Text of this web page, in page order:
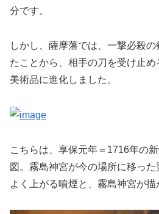
分です。
しかし、薩摩藩では、一撃必殺
たことから、相手の刀を受け止
美術品に進化しました。
こちらは、享保元年＝1716年の
図。霧島神宮が今の場所に移っ
よく上がる噴煙と、霧島神宮が描